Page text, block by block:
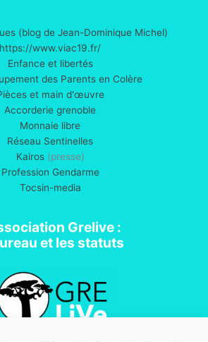
(blog de Jean-Dominique Michel)
https://www.viac19.fr/
Enfance et libertés
des Parents en Colère
et main d'œuvre
Accorderie grenoble
Monnaie libre
Réseau Sentinelles
Kairos(presse)
Profession Gendarme
Tocsin-media
Grelive :
et les statuts